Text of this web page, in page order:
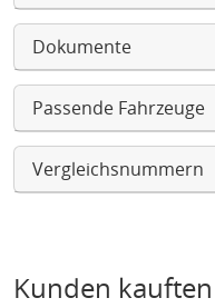
Dokumente
Passende Fahrzeuge
Vergleichsnummern
Kunden